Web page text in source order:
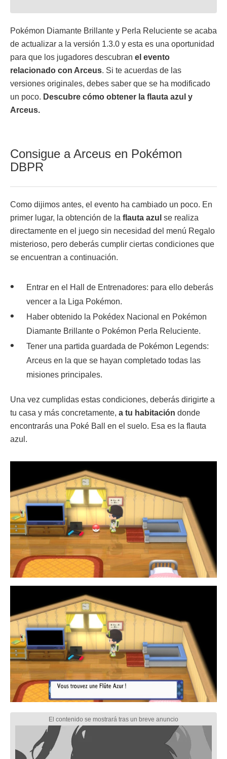
Pokémon Diamante Brillante y Perla Reluciente se acaba
de actualizar a la versión 1.3.0 y esta es una oportunidad
para que los jugadores descubran el evento
relacionado con Arceus. Si te acuerdas de las
versiones originales, debes saber que se ha modificado
un poco. Descubre cómo obtener la flauta azul y
Arceus.
Consigue a Arceus en Pokémon
DBPR
Como dijimos antes, el evento ha cambiado un poco. En
primer lugar, la obtención de la flauta azul se realiza
directamente en el juego sin necesidad del menú Regalo
misterioso, pero deberás cumplir ciertas condiciones que
se encuentran a continuación.
Entrar en el Hall de Entrenadores: para ello deberás
vencer a la Liga Pokémon.
Haber obtenido la Pokédex Nacional en Pokémon
Diamante Brillante o Pokémon Perla Reluciente.
Tener una partida guardada de Pokémon Legends:
Arceus en la que se hayan completado todas las
misiones principales.
Una vez cumplidas estas condiciones, deberás dirigirte a
tu casa y más concretamente, a tu habitación donde
encontrarás una Poké Ball en el suelo. Esa es la flauta
azul.